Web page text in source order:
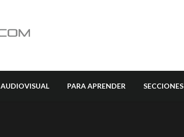
AUDIOVISUAL PARA APRENDER SECCIONES